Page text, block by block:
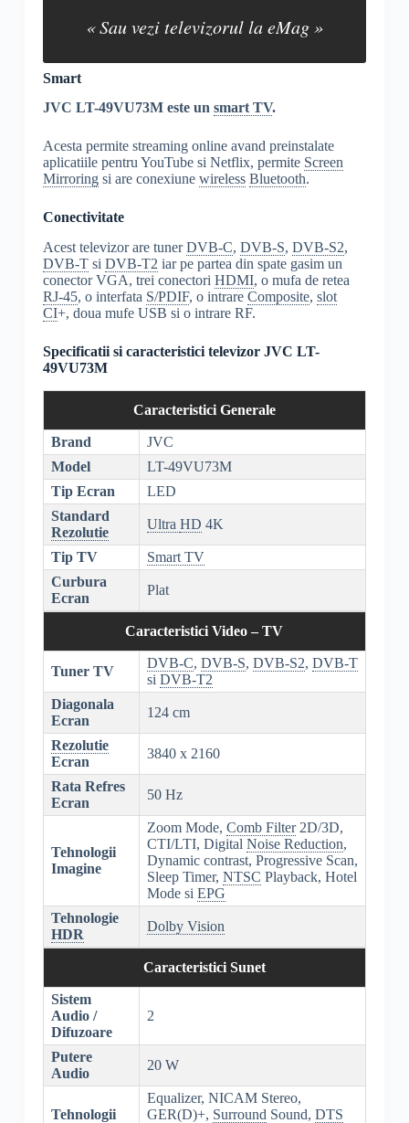
« Sau vezi televizorul la eMag »
Smart
JVC LT-49VU73M este un smart TV.
Acesta permite streaming online avand preinstalate
aplicatiile pentru YouTube si Netflix, permite Screen
Mirroringsi are conexiune wireless Bluetooth.
Conectivitate
Acest televizor are tunerDVB-C, DVB-S, DVB-S2,
DVB-Tsi DVB-T2 iar pe partea din spate gasim un
conector VGA, trei conectori HDMI, o mufa de retea
RJ-45, o interfata S/PDIF, o intrare Composite, slot
CI+, doua mufe USB si o intrare RF.
Specificatii si caracteristici televizor JVC LT-
49VU73M
Caracteristici Generale
Brand
JVC
Model
LT-49VU73M
Tip Ecran
LED
Standard
Rezolutie
Ultra HD 4K
Tip TV
Smart TV
Curbura
Ecran
Plat
Caracteristici Video – TV
Tuner TV
DVB-C, DVB-S, DVB-S2, DVB-T
si DVB-T2
Diagonala
Ecran
124 cm
Rezolutie
Ecran
3840 x 2160
Rata Refres
Ecran
50 Hz
Tehnologii
Imagine
Zoom Mode, Comb Filter2D/3D,
CTI/LTI, Digital Noise Reduction,
Dynamic contrast, Progressive Scan,
Sleep Timer, NTSC Playback, Hotel
Mode si EPG
Tehnologie
HDR
Dolby Vision
Caracteristici Sunet
Sistem
Audio /
Difuzoare
2
Putere
Audio
20 W
Tehnologii
Equalizer, NICAM Stereo,
GER(D)+, Surround Sound, DTS